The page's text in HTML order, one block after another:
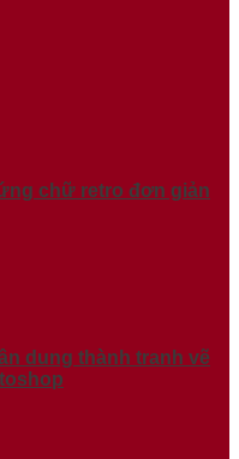
chữ retro đơn giản
dung thành tranh vẽ